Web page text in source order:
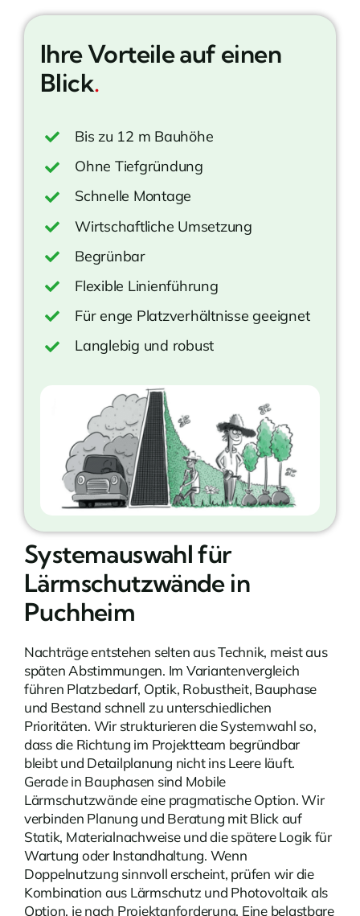
Ihre Vorteile auf einen
Blick.
Bis zu 12 m Bauhöhe
Ohne Tiefgründung
Schnelle Montage
Wirtschaftliche Umsetzung
Begrünbar
Flexible Linienführung
Für enge Platzverhältnisse geeignet
Langlebig und robust
Systemauswahl für
Lärmschutzwände in
Puchheim
Nachträge entstehen selten aus Technik, meist aus
späten Abstimmungen. Im Variantenvergleich
führen Platzbedarf, Optik, Robustheit, Bauphase
und Bestand schnell zu unterschiedlichen
Prioritäten. Wir strukturieren die Systemwahl so,
dass die Richtung im Projektteam begründbar
bleibt und Detailplanung nicht ins Leere läuft.
Gerade in Bauphasen sind Mobile
Lärmschutzwändeeine pragmatische Option. Wir
verbinden Planung und Beratung mit Blick auf
Statik, Materialnachweise und die spätere Logik für
Wartung oder Instandhaltung. Wenn
Doppelnutzung sinnvoll erscheint, prüfen wir die
Kombination aus Lärmschutz und Photovoltaik als
Option, je nach Projektanforderung. Eine belastbare